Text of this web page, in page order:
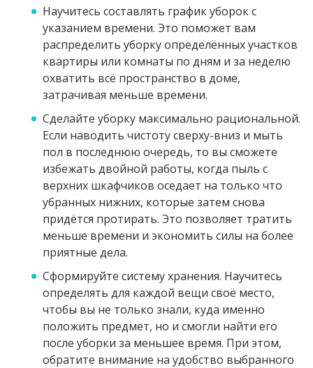
Научитесь составлять график уборок с
указанием времени. Это поможет вам
распределить уборку определённых участков
квартиры или комнаты по дням и за неделю
охватить всё пространство в доме,
затрачивая меньше времени.
Сделайте уборку максимально рациональной.
Если наводить чистоту сверху-вниз и мыть
пол в последнюю очередь, то вы сможете
избежать двойной работы, когда пыль с
верхних шкафчиков оседает на только что
убранных нижних, которые затем снова
придётся протирать. Это позволяет тратить
меньше времени и экономить силы на более
приятные дела.
Сформируйте систему хранения. Научитесь
определять для каждой вещи своё место,
чтобы вы не только знали, куда именно
положить предмет, но и смогли найти его
после уборки за меньшее время. При этом,
обратите внимание на удобство выбранного